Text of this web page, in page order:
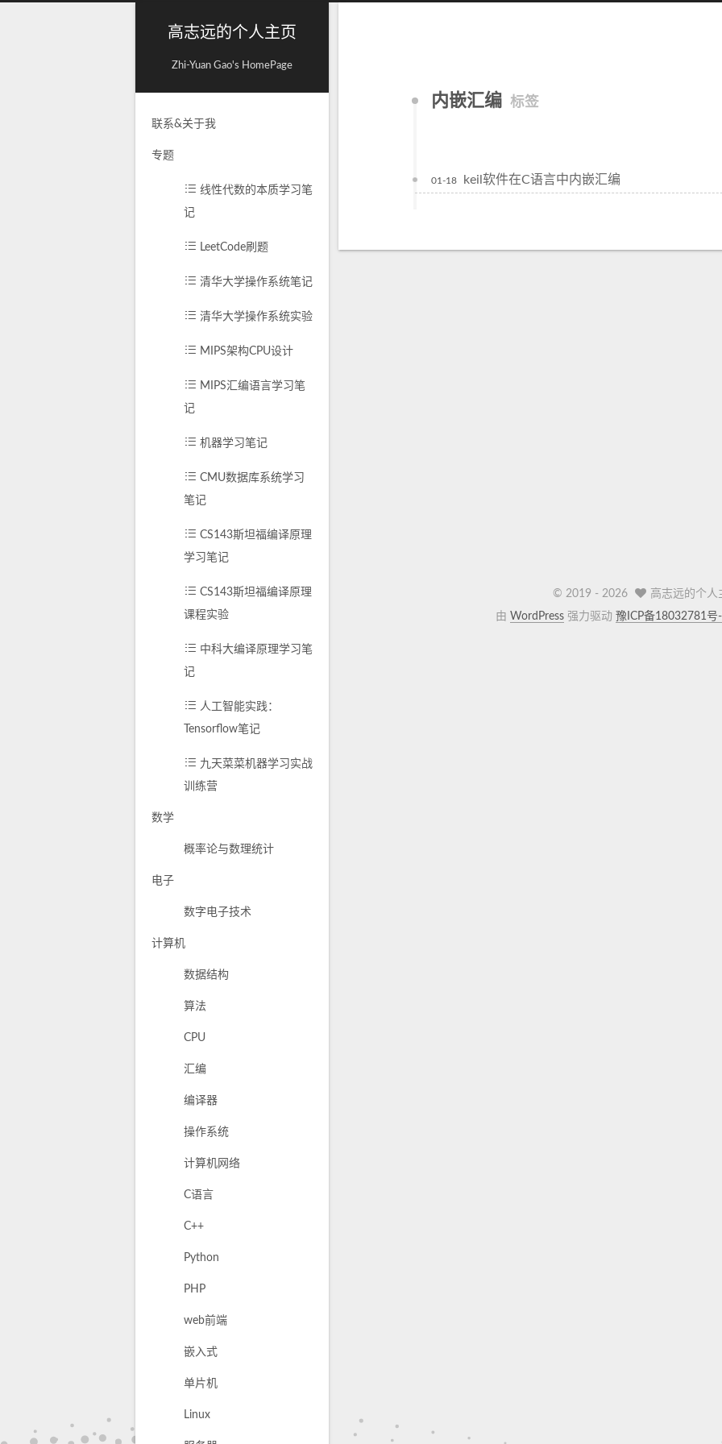
高志远的个人主页
Zhi-Yuan Gao's HomePage
联系&关于我
专题
线性代数的本质学习笔
记
LeetCode刷题
清华大学操作系统笔记
清华大学操作系统实验
MIPS架构CPU设计
MIPS汇编语言学习笔
记
机器学习笔记
CMU数据库系统学习
笔记
CS143斯坦福编译原理
学习笔记
CS143斯坦福编译原理
课程实验
中科大编译原理学习笔
记
人工智能实践：
Tensorflow笔记
九天菜菜机器学习实战
训练营
数学
概率论与数理统计
电子
数字电子技术
计算机
数据结构
算法
CPU
汇编
编译器
操作系统
计算机网络
C语言
C++
Python
PHP
web前端
嵌入式
单片机
Linux
内嵌汇编 标签
keil软件在C语言中内嵌汇编
01-18
© 2019 - 2026
高志远的个人
由 WordPress 强力驱动 豫ICP备18032781号